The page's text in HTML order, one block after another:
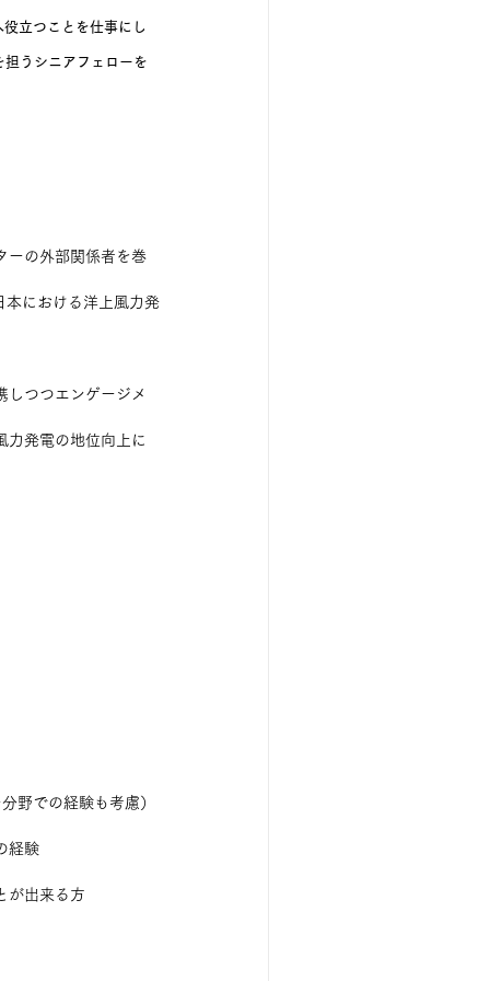
立つことを仕事にし
うシニアフェローを
ーの外部関係者を巻
における洋上風力発
しつつエンゲージメ
力発電の地位向上に
野での経験も考慮）
経験
が出来る方